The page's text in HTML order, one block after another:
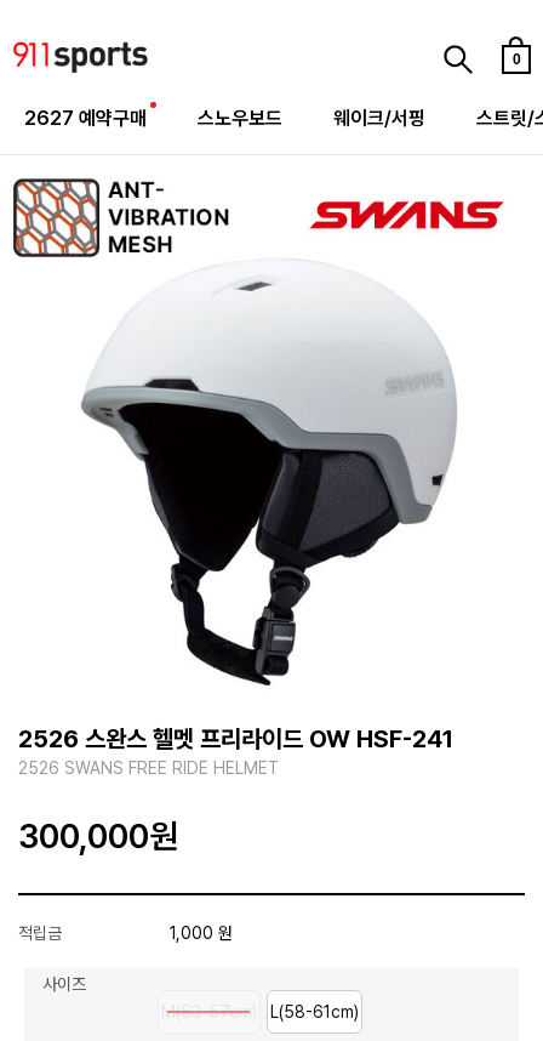
0
2627 예약구매 스노우보드 웨이크/서핑 스트릿/
2526 스완스 헬멧 프리라이드 OW HSF-241
2526 SWANS FREE RIDE HELMET
300,000원
적립금 1,000 원
사이즈
M(53-57cm)
L(58-61cm)